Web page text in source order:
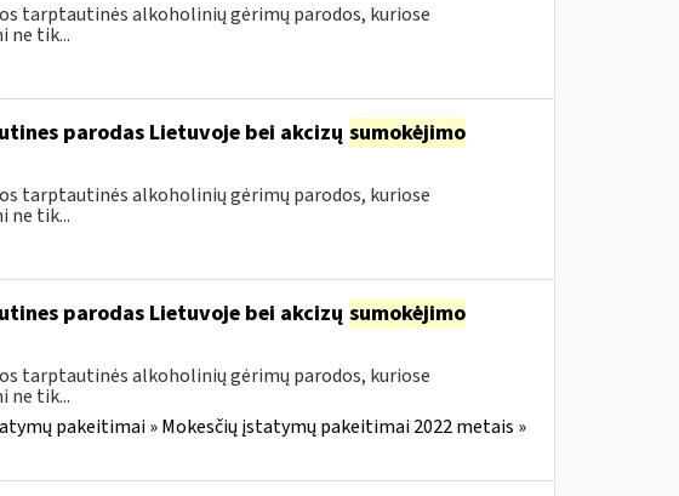
tarptautinės alkoholinių gėrimų parodos, kuriose
ne tik...
parodas Lietuvoje bei akcizų sumokėjimo
tarptautinės alkoholinių gėrimų parodos, kuriose
ne tik...
parodas Lietuvoje bei akcizų sumokėjimo
tarptautinės alkoholinių gėrimų parodos, kuriose
ne tik...
pakeitimai » Mokesčių įstatymų pakeitimai 2022 metais »